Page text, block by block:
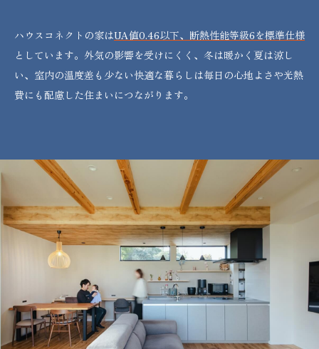
ハウスコネクトの家はUA値0.46以下、断熱性能等級6を標準仕様
としています。外気の影響を受けにくく、冬は暖かく夏は涼し
い、室内の温度差も少ない快適な暮らしは毎日の心地よさや光熱
費にも配慮した住まいにつながります。